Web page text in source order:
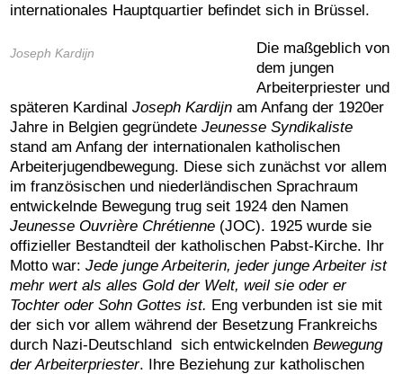
internationales Hauptquartier befindet sich in Brüssel.
Joseph Kardijn
Die maßgeblich von
dem jungen
Arbeiterpriester und
späteren KardinalJoseph Kardijn am Anfang der 1920er
Jahre in Belgien gegründeteJeunesse Syndikaliste
standam Anfang der internationalen katholischen
Arbeiterjugendbewegung. Diese sich zunächst vor allem
im französischen und niederländischen Sprachraum
entwickelnde Bewegung trug seit 1924 den Namen
Jeunesse Ouvrière Chrétienne (JOC). 1925wurde sie
offizieller Bestandteilder katholischen Pabst-Kirche. Ihr
Mottowar:Jede junge Arbeiterin, jeder junge Arbeiter ist
mehr wert als alles Gold der Welt, weil sie oder er
Tochter oder Sohn Gottes ist. Eng verbunden ist sie mit
der sich vor allem während der Besetzung Frankreichs
durch Nazi-Deutschland sich entwickelndenBewegung
der Arbeiterpriester. Ihre Beziehung zur katholischen